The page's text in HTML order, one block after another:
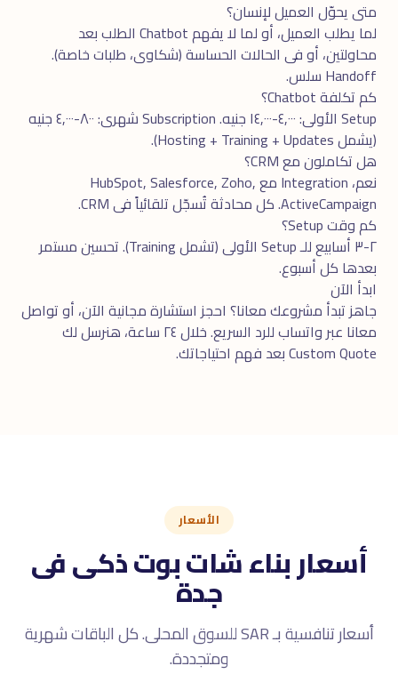
متى يحوّل العميل لإنسان؟
لما يطلب العميل، أو لما لا يفهم Chatbot الطلب بعد
محاولتين، أو فى الحالات الحساسة (شكاوى، طلبات خاصة).
Handoff سلس.
كم تكلفة Chatbot؟
Setup الأولى: ٤,٠٠٠-١٤,٠٠٠ جنيه. Subscription شهرى: ٨٠٠-٤,٠٠٠ جنيه
(يشمل Hosting + Training + Updates).
هل تكاملون مع CRM؟
نعم، Integration مع HubSpot, Salesforce, Zoho,
ActiveCampaign. كل محادثة تُسجّل تلقائياً فى CRM.
كم وقت Setup؟
٢-٣ أسابيع للـ Setup الأولى (تشمل Training). تحسين مستمر
بعدها كل أسبوع.
ابدأ الآن
جاهز تبدأ مشروعك معانا؟ احجز استشارة مجانية الآن، أو تواصل
معانا عبر واتساب
للرد السريع. خلال ٢٤ ساعة، هنرسل لك
Custom Quote بعد فهم احتياجاتك.
الأسعار
أسعار بناء شات بوت ذكى فى
جدة
أسعار تنافسية بـ SAR للسوق المحلى. كل الباقات شهرية
ومتجددة.